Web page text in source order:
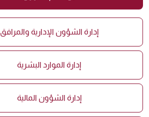
إدارة الشؤون الإدارية والمرافق
إدارة الموارد البشرية
إدارة الشؤون المالية